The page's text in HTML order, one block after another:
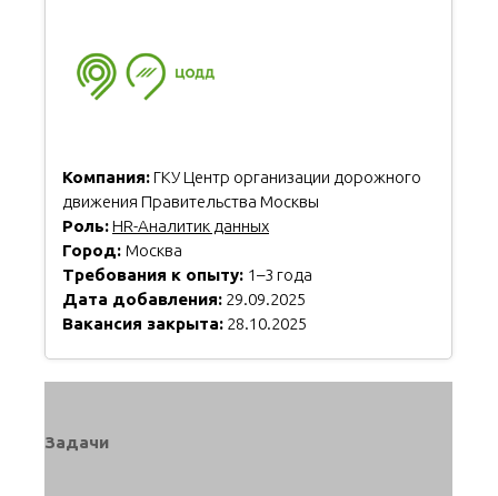
Компания:ГКУ Центр организации дорожного
движения Правительства Москвы
Роль:HR-Аналитик данных
Город: Москва
Требования к опыту: 1–3 года
Дата добавления: 29.09.2025
Вакансия закрыта: 28.10.2025
Задачи